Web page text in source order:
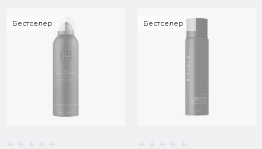
Бестселер Бестселер